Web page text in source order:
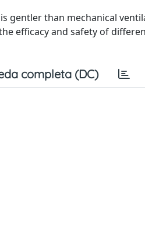
gentler than mechanical
efficacy and safety of
completa (DC)